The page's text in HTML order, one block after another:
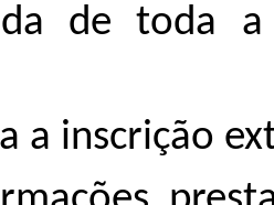
de toda
a inscrição